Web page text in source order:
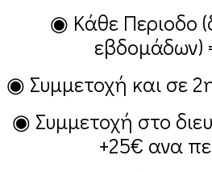
◉ Κάθε Περιοδο
εβδομάδων)
◉ Συμμετοχή και σε
◉ Συμμετοχή στο
+25€ ανα